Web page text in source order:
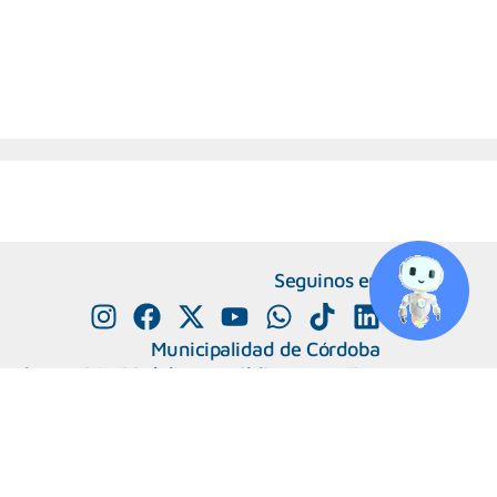
Seguinos en
Municipalidad de Córdoba
Alvear 120, Córdoba. República Argentina